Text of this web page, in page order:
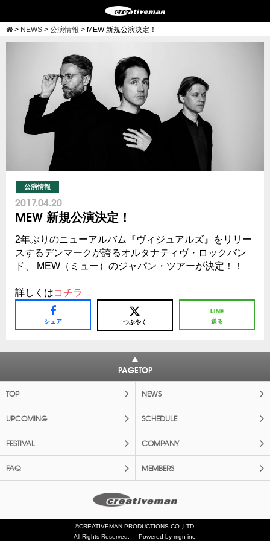
> NEWS > 公演情報 > MEW 新規公演決定！
公演情報
2017.04.20
MEW 新規公演決定！
2年ぶりのニューアルバム『ヴィジュアルズ』をリリー
スするデンマークが誇るオルタナティヴ・ロックバン
ド、 MEW（ミュー）のジャパン・ツアーが決定！！
詳しくはコチラ
シェア つぶやく 送る
PAGETOP
TOP NEWS
UPCOMING SCHEDULE
FESTIVAL COMPANY
FAQ MEMBERS
©CREATIVEMAN PRODUCTIONS CO.,LTD.
All Rights Reserved.
Powered by mgn inc.